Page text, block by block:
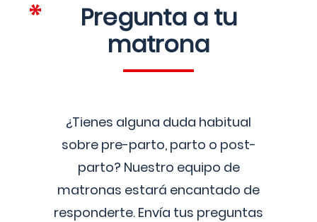
Pregunta a tu
matrona
¿Tienes alguna duda habitual
sobre pre-parto, parto o post-
parto? Nuestro equipo de
matronas estará encantado de
responderte. Envía tus preguntas